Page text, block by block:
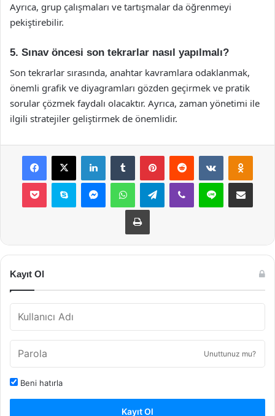
Ayrıca, grup çalışmaları ve tartışmalar da öğrenmeyi
pekiştirebilir.
5. Sınav öncesi son tekrarlar nasıl yapılmalı?
Son tekrarlar sırasında, anahtar kavramlara odaklanmak,
önemli grafik ve diyagramları gözden geçirmek ve pratik
sorular çözmek faydalı olacaktır. Ayrıca, zaman yönetimi ile
ilgili stratejiler geliştirmek de önemlidir.
Facebook
X LinkedInTumblr PinterestReddit VKontakte
Pocket Skype MessengerWhatsAppTelegramViber Line E-Posta ile
Yazdır
Kayıt Ol
Unuttunuz mu?
Beni hatırla
Kayıt Ol